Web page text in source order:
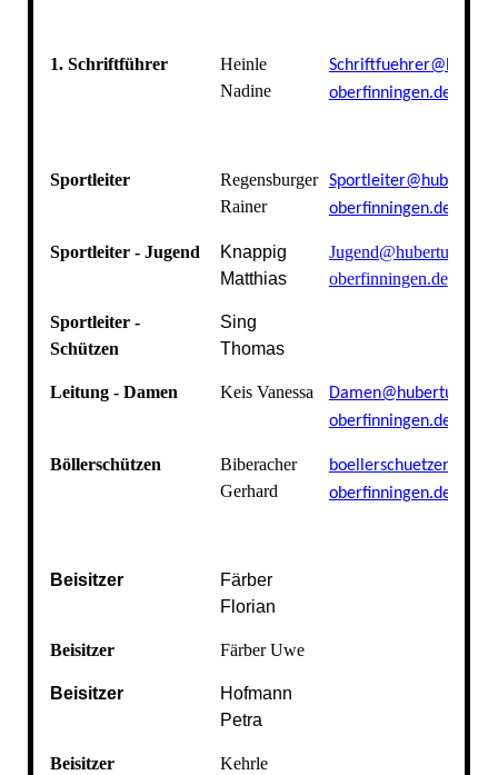
1. Schriftführer
Heinle
Nadine
oberfinningen.de
Sportleiter
Regensburger
Rainer
Sportleiter@hubertus-
oberfinningen.de
Sportleiter - Jugend
Knappig
Matthias
Jugend@hubertus-
oberfinningen.de
Sportleiter -
Schützen
Sing
Thomas
Leitung - Damen Keis Vanessa
Damen@hubertus-
oberfinningen.de
Böllerschützen
Biberacher
Gerhard
oberfinningen.de
Beisitzer
Färber
Florian
Beisitzer Färber Uwe
Beisitzer
Hofmann
Petra
Beisitzer Kehrle